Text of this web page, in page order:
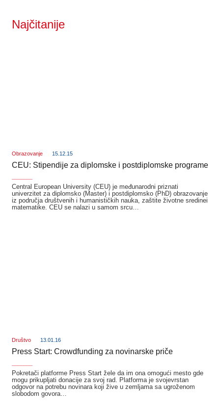
Najčitanije
Obrazovanje 15.12.15
CEU: Stipendije za diplomske i postdiplomske programe
Central European University (CEU) je međunarodni priznati
univerzitet za diplomsko (Master) i postdiplomsko (PhD) obrazovanje
iz područja društvenih i humanističkih nauka, zaštite životne sredinei
matematike. CEU se nalazi u samom srcu…
Društvo 13.01.16
Press Start: Crowdfunding za novinarske priče
Pokretači platforme Press Start žele da im ona omogući mesto gde
mogu prikupljati donacije za svoj rad. Platforma je svojevrstan
odgovor na potrebu novinara koji žive u zemljama sa ugroženom
slobodom govora…